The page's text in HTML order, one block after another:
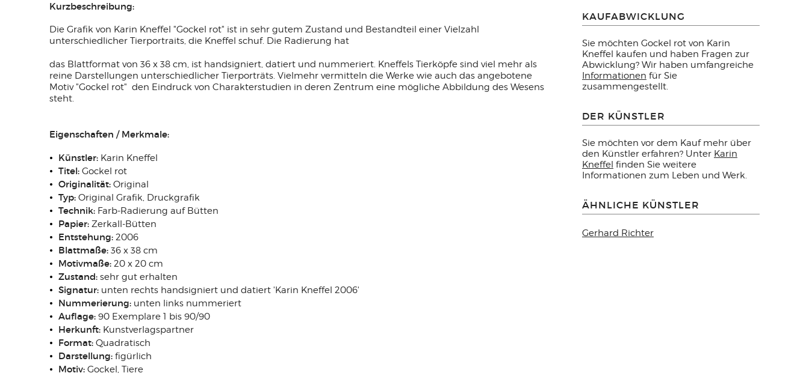
KAUFABWICKLUNG
Sie möchten Gockel rot von Karin
Kneffel kaufen und haben Fragen zur
Abwicklung? Wir haben umfangreiche
Informationen für Sie
zusammengestellt.
DER KÜNSTLER
Sie möchten vor dem Kauf mehr über
den Künstler erfahren? Unter Karin
Kneffel finden Sie weitere
Informationen zum Leben und Werk.
ÄHNLICHE KÜNSTLER
Gerhard Richter
Kurzbeschreibung:
Die Grafik von Karin Kneffel "Gockel rot" ist in sehr gutem Zustand und Bestandteil einer Vielzahl
unterschiedlicher Tierportraits, die Kneffel schuf. Die Radierung hat
das Blattformat von 36 x 38 cm, ist handsigniert, datiert und nummeriert. Kneffels Tierköpfe sind viel mehr als
reine Darstellungen unterschiedlicher Tierporträts. Vielmehr vermitteln die Werke wie auch das angebotene
Motiv "Gockel rot" den Eindruck von Charakterstudien in deren Zentrum eine mögliche Abbildung des Wesens
steht.
Eigenschaften / Merkmale:
Künstler: Karin Kneffel
Titel: Gockel rot
Originalität: Original
Typ: Original Grafik, Druckgrafik
Technik: Farb-Radierung auf Bütten
Papier: Zerkall-Bütten
Entstehung: 2006
Blattmaße: 36 x 38 cm
Motivmaße: 20 x 20 cm
Zustand: sehr gut erhalten
Signatur: unten rechts handsigniert und datiert 'Karin Kneffel 2006'
Nummerierung: unten links nummeriert
Auflage: 90 Exemplare 1 bis 90/90
Herkunft: Kunstverlagspartner
Format: Quadratisch
Darstellung: figürlich
Motiv: Gockel, Tiere